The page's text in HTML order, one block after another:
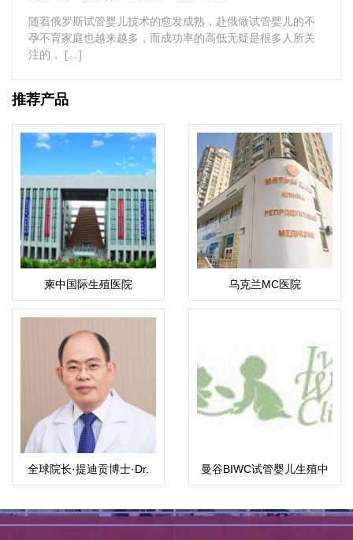
随着俄罗斯试管婴儿技术的愈发成熟，赴俄做试管婴儿的不
孕不育家庭也越来越多，而成功率的高低无疑是很多人所关
注的， […]
推荐产品
柬中国际生殖医院 乌克兰MC医院
全球院长·提迪贡博士·Dr.
Thitikorn wanichkul M.D
曼谷BIWC试管婴儿生殖中
心